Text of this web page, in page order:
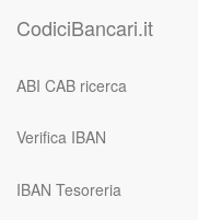
CodiciBancari.it
ABI CAB ricerca
Verifica IBAN
IBAN Tesoreria